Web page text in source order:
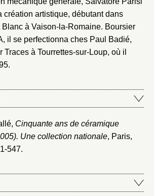
création artistique, débutant dans
Blanc à Vaison-la-Romaine. Boursier
il se perfectionna ches Paul Badié,
Traces à Tourrettes-sur-Loup, où il
Cinquante ans de céramique
Une collection nationale, Paris,
547.